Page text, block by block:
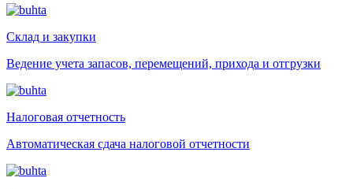
Склад и закупки
Ведение учета запасов, перемещений, прихода и отгрузки
Налоговая отчетность
Автоматическая сдача налоговой отчетности